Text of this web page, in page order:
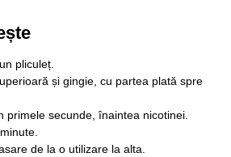
pliculeț.
și gingie, cu partea plată spre
primele secunde, înaintea nicotinei.
de la o utilizare la alta.